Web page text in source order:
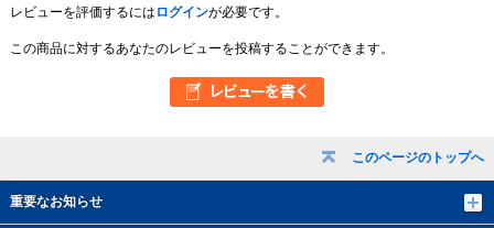
このページのトップへ
重要なお知らせ
レビューを評価するには ログインが必要です。
この商品に対するあなたのレビューを投稿することができます。